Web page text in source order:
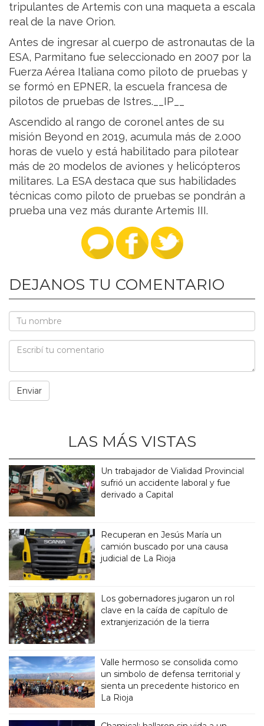
tripulantes de Artemis con una maqueta a escala
real de la nave Orion.
Antes de ingresar al cuerpo de astronautas de la
ESA, Parmitano fue seleccionado en 2007 por la
Fuerza Aérea Italiana como piloto de pruebas y
se formó en EPNER, la escuela francesa de
pilotos de pruebas de Istres.__IP__
Ascendido al rango de coronel antes de su
misión Beyond en 2019, acumula más de 2.000
horas de vuelo y está habilitado para pilotear
más de 20 modelos de aviones y helicópteros
militares. La ESA destaca que sus habilidades
técnicas como piloto de pruebas se pondrán a
prueba una vez más durante Artemis III.
DEJANOS TU COMENTARIO
LAS MÁS VISTAS
Un trabajador de Vialidad Provincial
sufrió un accidente laboral y fue
derivado a Capital
Recuperan en Jesús María un
camión buscado por una causa
judicial de La Rioja
Los gobernadores jugaron un rol
clave en la caída de capítulo de
extranjerización de la tierra
Valle hermoso se consolida como
un simbolo de defensa territorial y
sienta un precedente historico en
La Rioja